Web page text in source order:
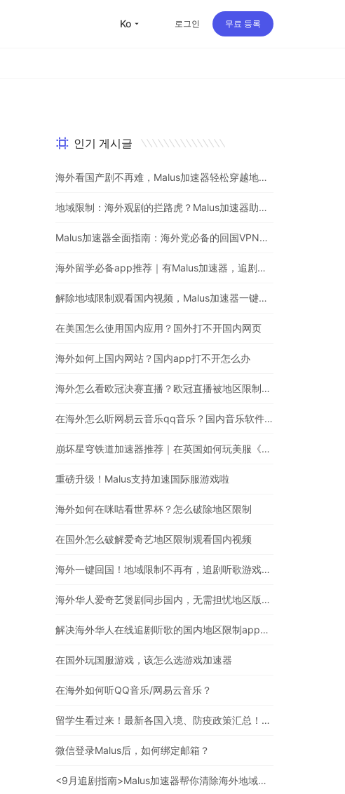
ko 로그인 무료 등록
인기 게시글
海外看国产剧不再难，Malus加速器轻松穿越地理屏障
地域限制：海外观剧的拦路虎？Malus加速器助你一键突破
Malus加速器全面指南：海外党必备的回国VPN与追剧神器
海外留学必备app推荐｜有Malus加速器，追剧听歌游戏不用愁
解除地域限制观看国内视频，Malus加速器一键解决海外党烦恼
在美国怎么使用国内应用？国外打不开国内网页
海外如何上国内网站？国内app打不开怎么办
海外怎么看欧冠决赛直播？欧冠直播被地区限制？在国外怎么看国内视频
在海外怎么听网易云音乐qq音乐？国内音乐软件有版权限制解决方法
崩坏星穹铁道加速器推荐｜在英国如何玩美服《崩坏：星穹铁道》
重磅升级！Malus支持加速国际服游戏啦
海外如何在咪咕看世界杯？怎么破除地区限制
在国外怎么破解爱奇艺地区限制观看国内视频
海外一键回国！地域限制不再有，追剧听歌游戏全都行
海外华人爱奇艺煲剧同步国内，无需担忧地区版权限制
解决海外华人在线追剧听歌的国内地区限制app，强烈安利
在国外玩国服游戏，该怎么选游戏加速器
在海外如何听QQ音乐/网易云音乐？
留学生看过来！最新各国入境、防疫政策汇总！（文末有福利）
微信登录Malus后，如何绑定邮箱？
<9月追剧指南>Malus加速器帮你清除海外地域限制，实现追剧自由！